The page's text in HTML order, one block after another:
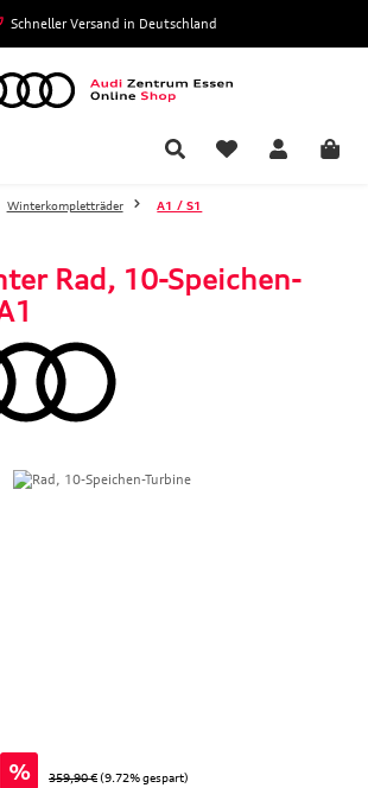
Schneller Versand in Deutschland
Winterkompletträder A1 / S1
Rad, 10-Speichen-
% Regulärer Preis:
359,90 € (9.72% gespart)